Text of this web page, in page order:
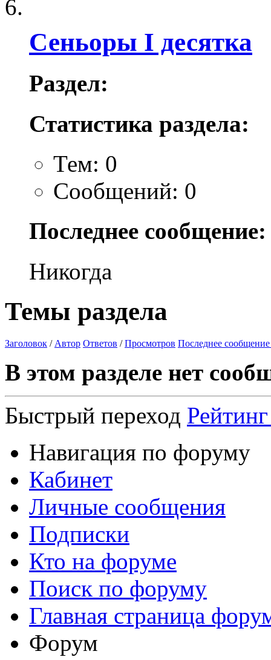
Сеньоры I десятка
Раздел:
Статистика раздела:
Тем: 0
Сообщений: 0
Последнее сообщение:
Никогда
Темы раздела
Заголовок / Автор Ответов /Просмотров Последнее сообщение
В этом разделе нет
Быстрый переход
Навигация по форуму
Кабинет
Личные сообщения
Подписки
Кто на форуме
Поиск по форуму
Главная страница
Форум